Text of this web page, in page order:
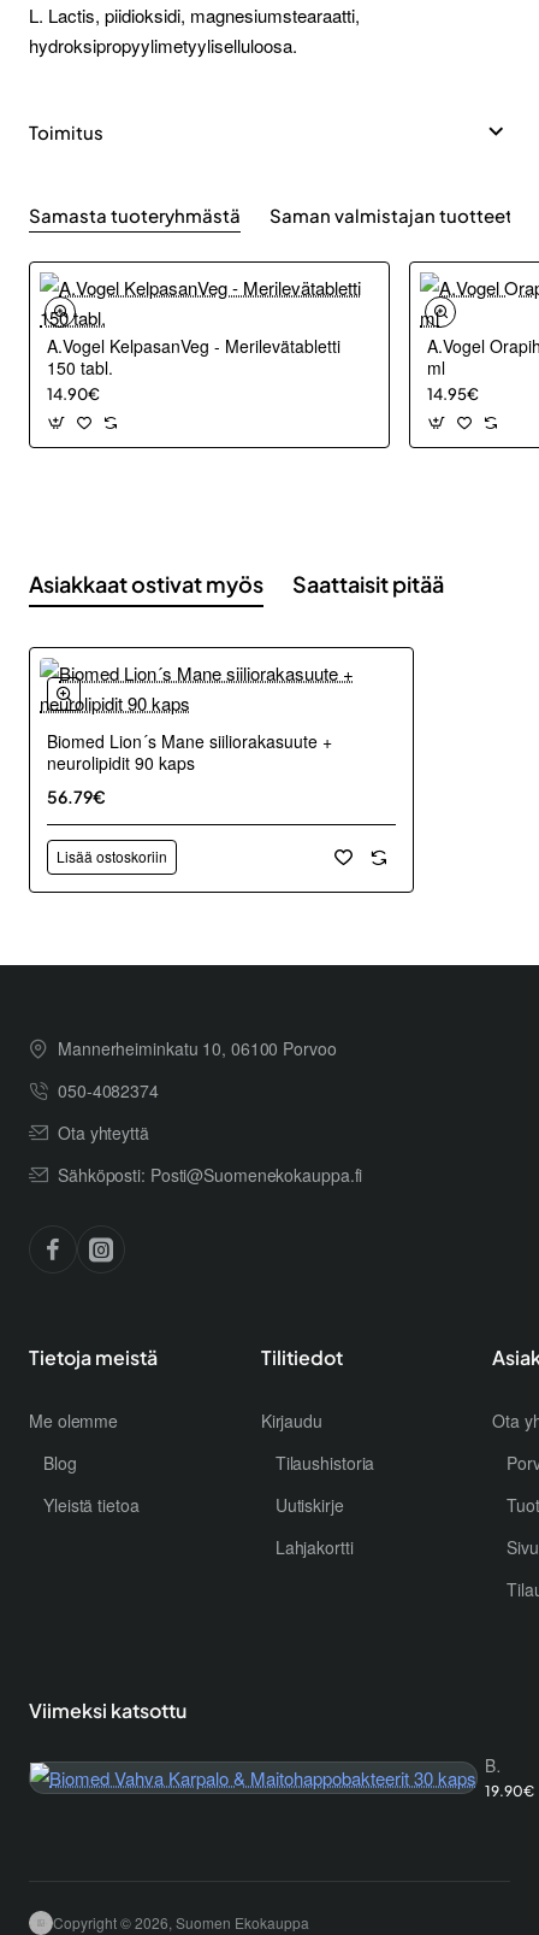
L. Lactis, piidioksidi, magnesiumstearaatti,
hydroksipropyylimetyyliselluloosa.
Toimitus
Samasta tuoteryhmästä Saman valmistajan tuotteet
A.Vogel KelpasanVeg - Merilevätabletti
150 tabl.
14.90€
A.Vogel
ml
14.95€
Asiakkaat ostivat myös Saattaisit pitää
Biomed Lion´s Mane siiliorakasuute +
neurolipidit 90 kaps
56.79€
Lisää ostoskoriin
Mannerheiminkatu 10, 06100 Porvoo
050-4082374
Ota yhteyttä
Sähköposti: Posti@Suomenekokauppa.fi
Tietoja meistä
Me olemme
Blog
Yleistä tietoa
Tilitiedot
Kirjaudu
Tilaushistoria
Uutiskirje
Lahjakortti
Ota
Viimeksi katsottu
Biomed Vahva Karpalo & Maitohappobakteerit 30 kaps
19.90€
Copyright © 2026, Suomen Ekokauppa